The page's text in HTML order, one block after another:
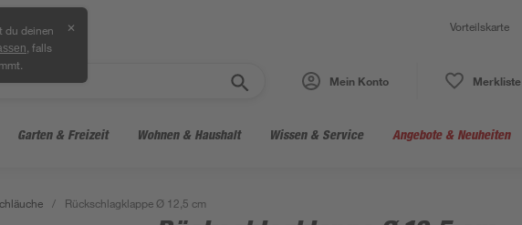
du deinen
, falls
✕ Vorteilskarte
Mein Konto Merkliste
Garten & Freizeit Wohnen & Haushalt Wissen & Service Angebote & Neuheiten
/ Rückschlagklappe Ø 12,5 cm